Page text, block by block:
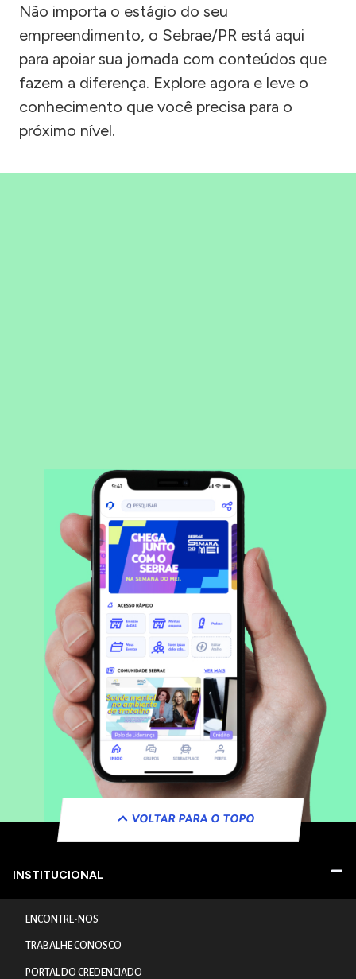
Não importa o estágio do seu
empreendimento, o Sebrae/PR está aqui
para apoiar sua jornada com conteúdos que
fazem a diferença. Explore agora e leve o
conhecimento que você precisa para o
próximo nível.
VOLTAR PARA O TOPO
INSTITUCIONAL
ENCONTRE-NOS
TRABALHE CONOSCO
PORTAL DO CREDENCIADO